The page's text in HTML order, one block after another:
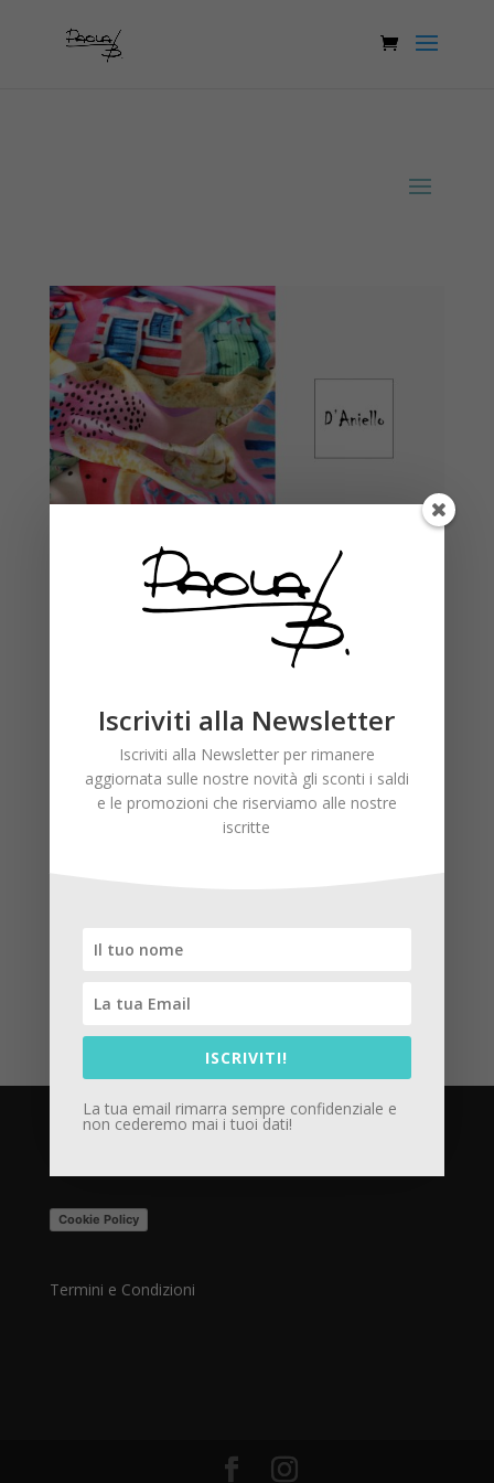
LE SCIARPE E FOULARD
D’ANIELLO SONO PENSATE PER
IMPREZIOSIRE IL LOOK DI CHI
ESCLUSIVO E ALLA SCELTA DI
MATERIALI PREGIATI COME LA
SETA E IL CACHEMERE
Cookie Policy
Termini e Condizioni
Iscriviti alla Newsletter
Iscriviti alla Newsletter per rimanere
aggiornata sulle nostre novità gli sconti i saldi
e le promozioni che riserviamo alle nostre
iscritte
ISCRIVITI!
La tua email rimarra sempre confidenziale e
non cederemo mai i tuoi dati!